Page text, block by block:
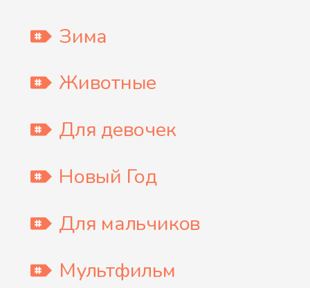
Зима
Животные
Для девочек
Новый Год
Для мальчиков
Мультфильм